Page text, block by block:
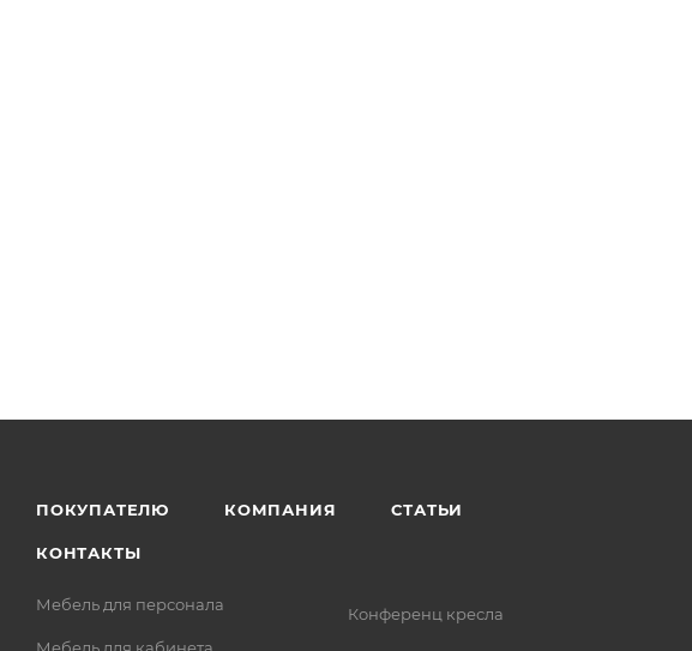
ПОКУПАТЕЛЮ КОМПАНИЯ СТАТЬИ
КОНТАКТЫ
Мебель для персонала Конференц кресла